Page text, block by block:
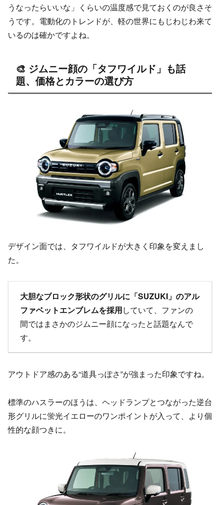
うなったらいいな」くらいの温度感で見ておくのが良さそ
うです。電動化のトレンドが、軽の世界にもじわじわ来て
いるのは確かですよね。
🎨 ジムニー顔の「タフワイルド」も話
題、価格とカラーの選び方
デザイン面では、タフワイルドが大きく印象を変えまし
た。
大胆なブロック形状のグリルに「SUZUKI」のアル
ファベットエンブレムを採用していて、ファンの
間ではまさかのジムニー顔になったと話題なんで
す。
アウトドア感のある“道具っぽさ”が強まった印象ですね。
標準のハスラーのほうは、ヘッドランプとつながった逆台
形グリルに蛍光イエローのワンポイントが入って、より個
性的な顔つきに。